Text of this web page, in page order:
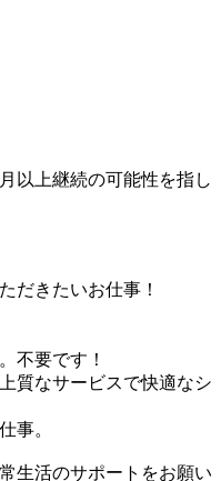
以上継続の可能性を指し
だきたいお仕事！
不要です！
質なサービスで快適なシ
事。
生活のサポートをお願い